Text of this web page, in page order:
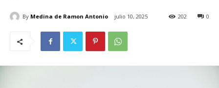
By Medina de Ramon Antonio julio 10, 2025 0
202